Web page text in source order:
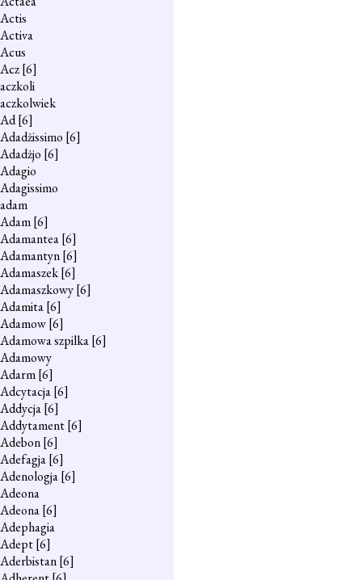
Actis
Activa
Acus
Acz[6]
aczkoli
aczkolwiek
Ad[6]
Adadżissimo [6]
Adadżjo [6]
Adagio
Adagissimo
adam
Adam[6]
Adamantea[6]
Adamantyn[6]
Adamaszek[6]
Adamaszkowy[6]
Adamita[6]
Adamow[6]
Adamowa szpilka[6]
Adamowy
Adarm[6]
Adcytacja[6]
Addycja[6]
Addytament[6]
Adebon[6]
Adefagja[6]
Adenologja[6]
Adeona
Adeona[6]
Adephagia
Adept[6]
Aderbistan[6]